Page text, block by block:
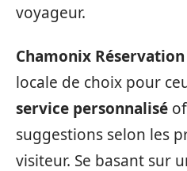
voyageur.
Chamonix Réservation
locale de choix pour
service personnalisé
suggestions selon les
visiteur. Se basant sur